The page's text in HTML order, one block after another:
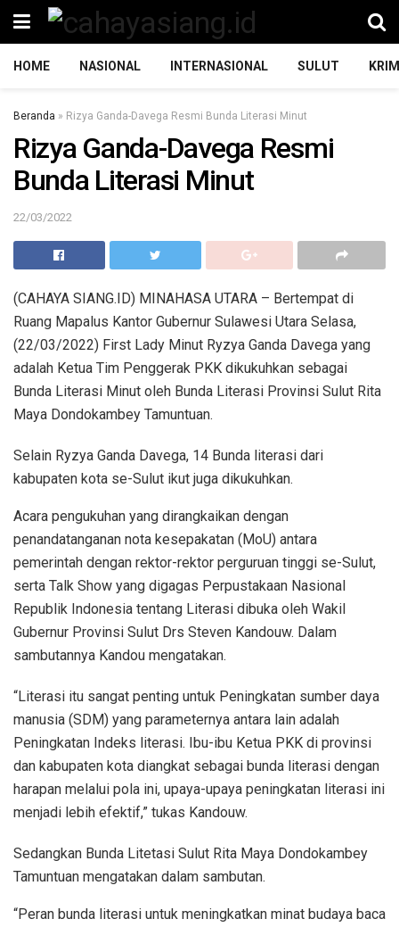
HOME NASIONAL INTERNASIONAL SULUT
Beranda » Rizya Ganda-Davega Resmi Bunda Literasi Minut
Rizya Ganda-Davega Resmi
Bunda Literasi Minut
22/03/2022
(CAHAYA SIANG.ID) MINAHASA UTARA – Bertempat di
Ruang Mapalus Kantor Gubernur Sulawesi Utara Selasa,
(22/03/2022) First Lady Minut Ryzya Ganda Davega yang
adalah Ketua Tim Penggerak PKK dikukuhkan sebagai
Bunda Literasi Minut oleh Bunda Literasi Provinsi Sulut Rita
Maya Dondokambey Tamuntuan.
Selain Ryzya Ganda Davega, 14 Bunda literasi dari
kabupaten kota se-Sulut ikut juga dikukuhkan.
Acara pengukuhan yang dirangkaikan dengan
penandatanganan nota kesepakatan (MoU) antara
pemerintah dengan rektor-rektor perguruan tinggi se-Sulut,
serta Talk Show yang digagas Perpustakaan Nasional
Republik Indonesia tentang Literasi dibuka oleh Wakil
Gubernur Provinsi Sulut Drs Steven Kandouw. Dalam
sambutannya Kandou mengatakan.
“Literasi itu sangat penting untuk Peningkatan sumber daya
manusia (SDM) yang parameternya antara lain adalah
Peningkatan Indeks literasi. Ibu-ibu Ketua PKK di provinsi
dan kabupaten kota diangkat sebagai bunda literasi dengan
harapan melalui pola ini, upaya-upaya peningkatan literasi ini
menjadi lebih efektif,” tukas Kandouw.
Sedangkan Bunda Litetasi Sulut Rita Maya Dondokambey
Tamuntuan mengatakan dalam sambutan.
“Peran bunda literasi untuk meningkatkan minat budaya baca